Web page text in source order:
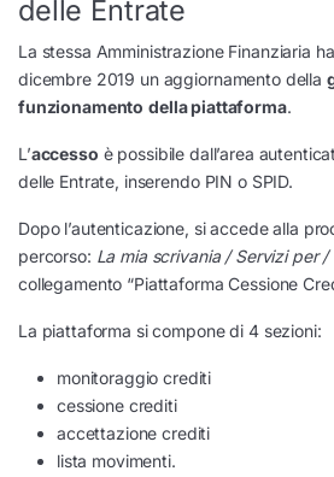
delle Entrate
La stessa Amministrazione Finanziaria
dicembre 2019 un aggiornamento della
funzionamento della piattaforma.
L’accesso è possibile dall’area
delle Entrate, inserendo PIN o SPID.
Dopo l’autenticazione, si accede alla
percorso: La mia scrivania / Servizi per
collegamento “Piattaforma Cessione
La piattaforma si compone di 4 sezioni:
monitoraggio crediti
cessione crediti
accettazione crediti
lista movimenti.